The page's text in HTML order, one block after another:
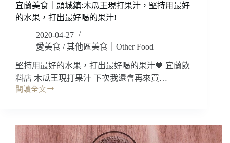
宜蘭美食｜頭城鎮:木瓜王現打果汁，堅持用最好
的水果，打出最好喝的果汁!
2020-04-27
愛美食 /其他區美食｜Other Food
堅持用最好的水果，打出最好喝的果汁🧡 宜蘭飲
料店 木瓜王現打果汁 下次我還會再來買…
閱讀全文
宜
食